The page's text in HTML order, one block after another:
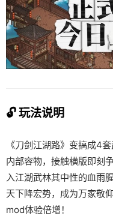
🔓 玩法说明
《刀剑江湖路》变搞成4
内部容物，接触横版即刻
入江湖武林其中性的血雨
天下降宏势，成为万家敬
mod体验倍增！